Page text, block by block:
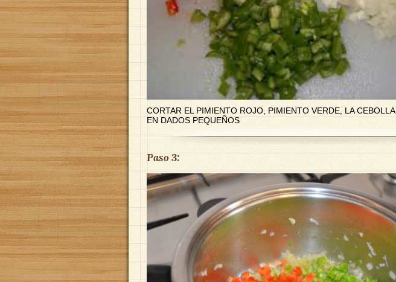
CORTAR EL PIMIENTO ROJO, PIMIENTO VERDE, LA CEBOLLA
EN DADOS PEQUEÑOS
Paso 3: